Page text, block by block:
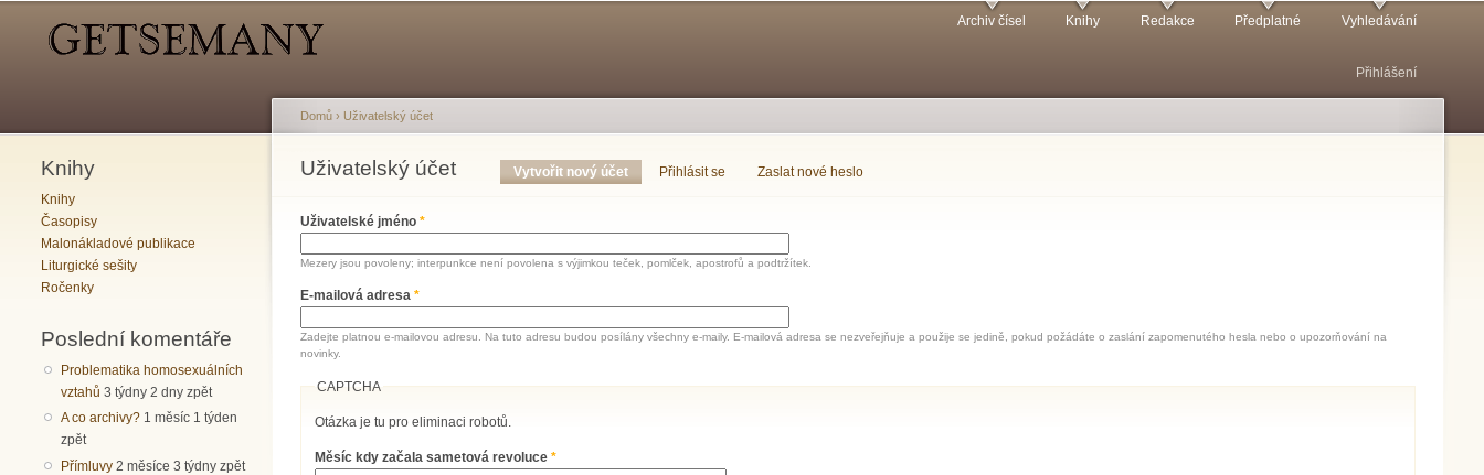
Archiv čísel Knihy Redakce Předplatné Vyhledávání
Přihlášení
Knihy
Knihy
Časopisy
Malonákladové publikace
Liturgické sešity
Ročenky
Poslední komentáře
Problematika homosexuálních
vztahů 3 týdny 2 dny zpět
A co archivy? 1 měsíc 1 týden
zpět
Přímluvy 2 měsíce 3 týdny zpět
Jste zde
Domů › Uživatelský účet
Uživatelský účet
Hlavní záložky Vytvořit nový účet (aktivní záložka)
Přihlásit se Zaslat nové heslo
Uživatelské jméno *
Mezery jsou povoleny; interpunkce není povolena s výjimkou teček, pomlček, apostrofů a podtržítek.
E-mailová adresa *
Zadejte platnou e-mailovou adresu. Na tuto adresu budou posílány všechny e-maily. E-mailová adresa se nezveřejňuje a použije se jedině, pokud požádáte o zaslání zapomenutého hesla nebo o upozorňování na
novinky.
CAPTCHA
Otázka je tu pro eliminaci robotů.
Měsíc kdy začala sametová revoluce*